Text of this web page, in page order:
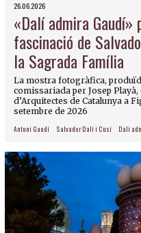
26.06.2026
«Dalí admira
fascinació de
la Sagrada Família
La mostra fotogràfica,
comissariada per Josep Playà,
d’Arquitectes de Catalunya a
setembre de 2026
Antoni Gaudí Salvador Dalí i Cusí Dalí